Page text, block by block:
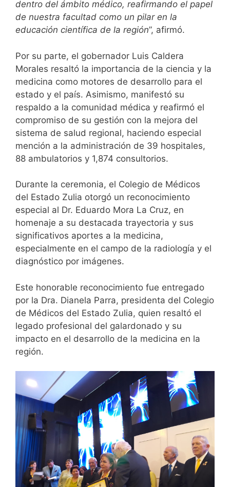
dentro del ámbito médico, reafirmando el papel
de nuestra facultad como un pilar en la
educación científica de la región”, afirmó.
Por su parte, el gobernador Luis Caldera
Morales resaltó la importancia de la ciencia y la
medicina como motores de desarrollo para el
estado y el país. Asimismo, manifestó su
respaldo a la comunidad médica y reafirmó el
compromiso de su gestión con la mejora del
sistema de salud regional, haciendo especial
mención a la administración de 39 hospitales,
88 ambulatorios y 1,874 consultorios.
Durante la ceremonia, el Colegio de Médicos
del Estado Zulia otorgó un reconocimiento
especial al Dr. Eduardo Mora La Cruz, en
homenaje a su destacada trayectoria y sus
significativos aportes a la medicina,
especialmente en el campo de la radiología y el
diagnóstico por imágenes.
Este honorable reconocimiento fue entregado
por la Dra. Dianela Parra, presidenta del Colegio
de Médicos del Estado Zulia, quien resaltó el
legado profesional del galardonado y su
impacto en el desarrollo de la medicina en la
región.